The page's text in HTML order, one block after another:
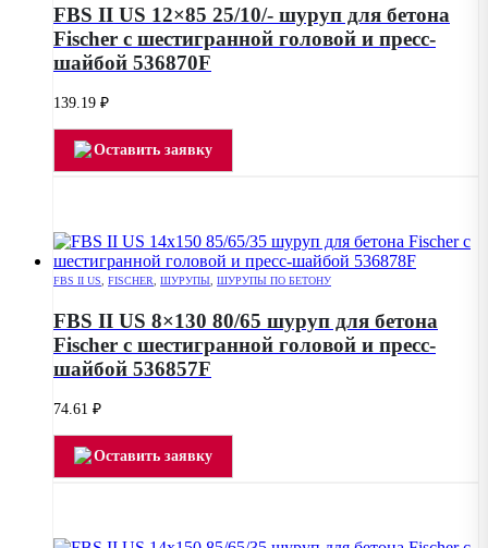
FBS II US 12×85 25/10/- шуруп для бетона
Fischer с шестигранной головой и пресс-
шайбой 536870F
139.19 ₽
Оставить заявку
FBS II US FISCHER ШУРУПЫ ШУРУПЫ ПО БЕТОНУ
FBS II US 8×130 80/65 шуруп для бетона
Fischer с шестигранной головой и пресс-
шайбой 536857F
74.61 ₽
Оставить заявку